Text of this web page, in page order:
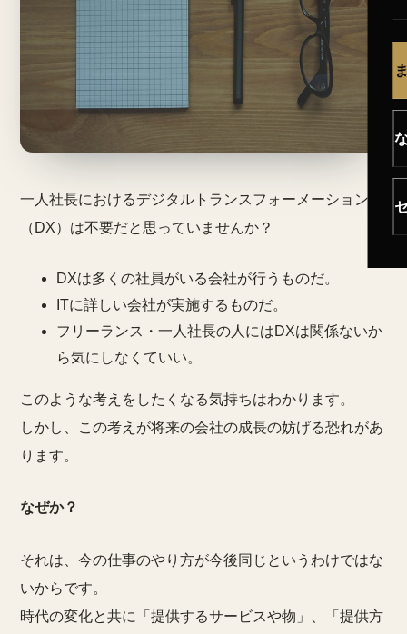
一人社長におけるデジタルトランスフォーメーション
（DX）は不要だと思っていませんか？
DXは多くの社員がいる会社が行うものだ。
ITに詳しい会社が実施するものだ。
フリーランス・一人社長の人にはDXは関係ないか
ら気にしなくていい。
このような考えをしたくなる気持ちはわかります。
しかし、この考えが将来の会社の成長の妨げる恐れがあ
ります。
なぜか？
それは、 今の仕事のやり方が今後同じというわけではな
いからです。
時代の変化と共に「提供するサービスや物」、「提供方